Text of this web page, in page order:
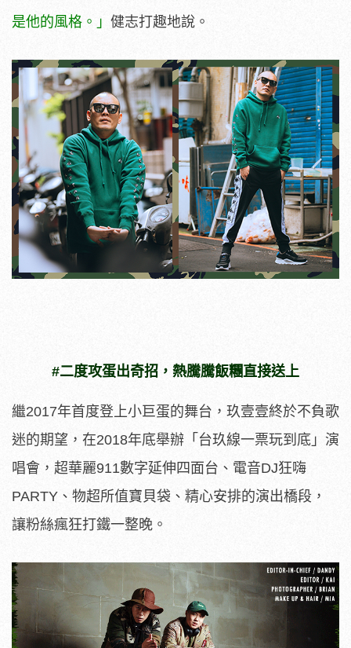
是他的風格。」 健志打趣地說。
#二度攻蛋出奇招，熱騰騰飯糰直接送上
繼2017年首度登上小巨蛋的舞台，玖壹壹終於不負歌
迷的期望，在2018年底舉辦「台玖線一票玩到底」演
唱會，超華麗911數字延伸四面台、電音DJ狂嗨
PARTY、物超所值寶貝袋、精心安排的演出橋段，
讓粉絲瘋狂打鐵一整晚。